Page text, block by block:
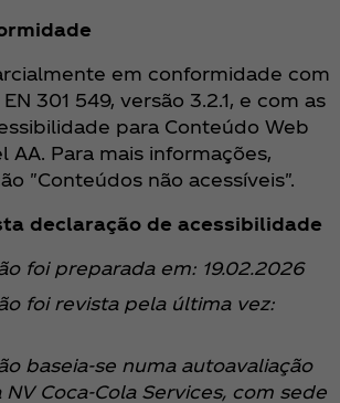
em conformidade com
301 549, versão 3.2.1, e com as
para Conteúdo Web
AA. Para mais informações,
"Conteúdos não acessíveis".
declaração de acessibilidade
foi preparada em: 19.02.2026
foi revista pela última vez:
baseia-se numa autoavaliação
Coca‑Cola Services, com sede